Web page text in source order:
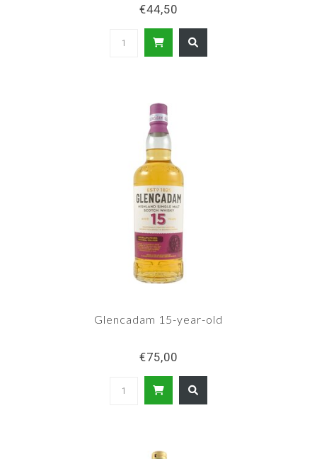
€44,50
Glencadam 15-year-old
€75,00